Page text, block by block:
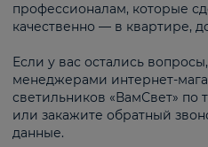
профессионалам, которые
качественно — в квартире,
Если у вас остались
менеджерами интернет-
светильников «ВамСвет» по
или закажите обратный
данные.